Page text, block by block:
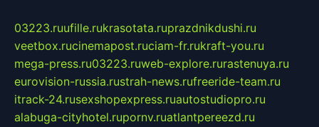
03223.ruufille.rukrasotata.ruprazdnikdushi.ru
veetbox.rucinemapost.ruciam-fr.rukraft-you.ru
mega-press.ru03223.ruweb-explore.rurastenuya.ru
eurovision-russia.rustrah-news.rufreeride-team.ru
itrack-24.rusexshopexpress.ruautostudiopro.ru
alabuga-cityhotel.rupornv.ruatlantpereezd.ru